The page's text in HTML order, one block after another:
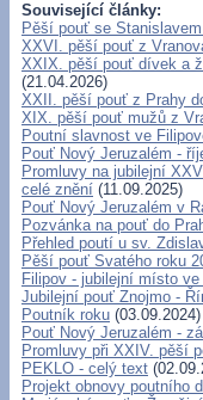
Související články:
Pěší pouť se
XXVI. pěší pouť z
XXIX. pěší pouť dívek a
(21.04.2026)
XXII. pěší pouť z Prahy
XIX. pěší pouť mužů z
Poutní slavnost ve
Pouť Nový Jeruzalém -
Promluvy na jubilejní
celé znění (11.09.2025)
Pouť Nový Jeruzalém v
Pozvánka na pouť do
Přehled poutí u sv.
Pěší pouť Svatého roku
Filipov - jubilejní místo
Jubilejní pouť Znojmo -
Poutník roku (03.09.2024)
Pouť Nový Jeruzalém -
Promluvy při XXIV. pěší
PEKLO - celý text
Projekt obnovy poutního